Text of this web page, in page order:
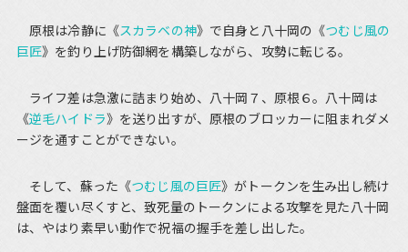
原根は冷静に《スカラベの神》で自身と八十岡の《つむじ風の
巨匠》を釣り上げ防御網を構築しながら、攻勢に転じる。
ライフ差は急激に詰まり始め、八十岡７、原根６。八十岡は
《逆毛ハイドラ》を送り出すが、原根のブロッカーに阻まれダメ
ージを通すことができない。
そして、蘇った《つむじ風の巨匠》がトークンを生み出し続け
盤面を覆い尽くすと、致死量のトークンによる攻撃を見た八十岡
は、やはり素早い動作で祝福の握手を差し出した。